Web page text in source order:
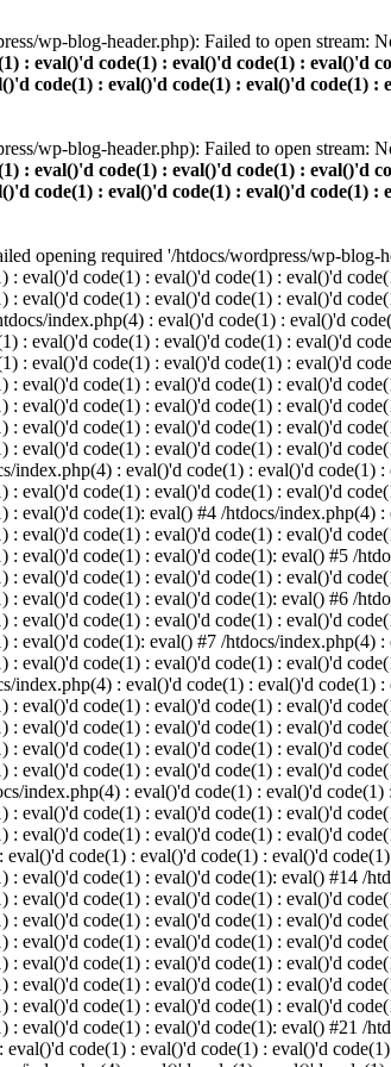
wp-blog-header.php): Failed to open stream:
: eval()'d code(1) : eval()'d code(1) : eval()'d
code(1) : eval()'d code(1) : eval()'d code(1)
wp-blog-header.php): Failed to open stream:
: eval()'d code(1) : eval()'d code(1) : eval()'d
code(1) : eval()'d code(1) : eval()'d code(1)
opening required '/htdocs/wordpress/wp-
: eval()'d code(1) : eval()'d code(1) : eval()'d
: eval()'d code(1) : eval()'d code(1) : eval()'d
index.php(4) : eval()'d code(1) : eval()'d
: eval()'d code(1) : eval()'d code(1) : eval()'d
: eval()'d code(1) : eval()'d code(1) : eval()'d
: eval()'d code(1) : eval()'d code(1) : eval()'d
: eval()'d code(1) : eval()'d code(1) : eval()'d
: eval()'d code(1) : eval()'d code(1) : eval()'d
: eval()'d code(1) : eval()'d code(1) : eval()'d
index.php(4) : eval()'d code(1) : eval()'d
: eval()'d code(1) : eval()'d code(1) : eval()'d
: eval()'d code(1): eval() #4 /htdocs/
: eval()'d code(1) : eval()'d code(1) : eval()'d
: eval()'d code(1) : eval()'d code(1): eval() #5 /
: eval()'d code(1) : eval()'d code(1) : eval()'d
: eval()'d code(1) : eval()'d code(1): eval() #6 /
: eval()'d code(1) : eval()'d code(1) : eval()'d
: eval()'d code(1): eval() #7 /htdocs/
: eval()'d code(1) : eval()'d code(1) : eval()'d
index.php(4) : eval()'d code(1) : eval()'d
: eval()'d code(1) : eval()'d code(1) : eval()'d
: eval()'d code(1) : eval()'d code(1) : eval()'d
: eval()'d code(1) : eval()'d code(1) : eval()'d
: eval()'d code(1) : eval()'d code(1) : eval()'d
index.php(4) : eval()'d code(1) : eval()'d
: eval()'d code(1) : eval()'d code(1) : eval()'d
: eval()'d code(1) : eval()'d code(1) : eval()'d
code(1) : eval()'d code(1) : eval()'d
: eval()'d code(1) : eval()'d code(1): eval() #14 /
: eval()'d code(1) : eval()'d code(1) : eval()'d
: eval()'d code(1) : eval()'d code(1) : eval()'d
: eval()'d code(1) : eval()'d code(1) : eval()'d
: eval()'d code(1) : eval()'d code(1) : eval()'d
: eval()'d code(1) : eval()'d code(1) : eval()'d
: eval()'d code(1) : eval()'d code(1) : eval()'d
: eval()'d code(1) : eval()'d code(1): eval() #21 /
code(1) : eval()'d code(1) : eval()'d